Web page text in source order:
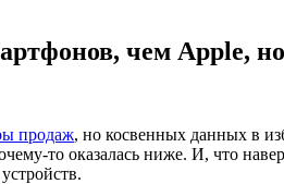
чем Apple,
продаж, но косвенных данных в
то оказалась ниже. И, что